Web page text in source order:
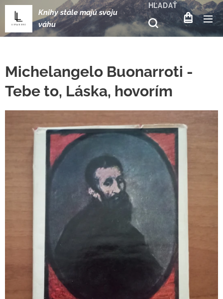
Knihy stále majú svoju
váhu
HĽADAŤ
Michelangelo Buonarroti -
Tebe to, Láska, hovorím